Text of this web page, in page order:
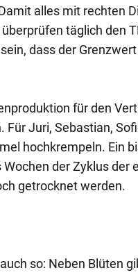
alles mit rechten
täglich den
dass der
für den
Juri, Sebastian,
hochkrempeln. Ein
der Zyklus der
getrocknet werden.
so: Neben Blüten